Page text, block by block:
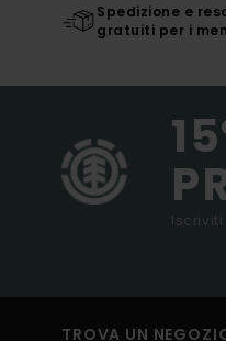
Spedizione e
gratuiti per i
TROVA UN